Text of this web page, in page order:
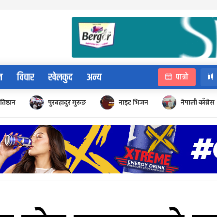
विचार खेलकुद अन्य पात्रो
पुरबहादुर गुरुङ नाइट भिजन नेपाली काँग्रेस